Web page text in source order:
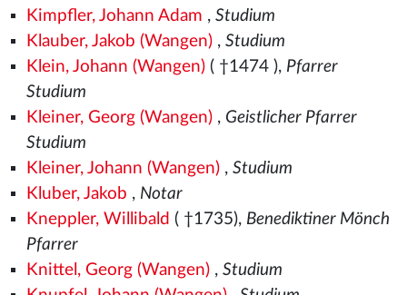
Kimpfler, Johann Adam , Studium
Klauber, Jakob (Wangen), Studium
Klein, Johann (Wangen)( †1474 ), Pfarrer
Studium
Kleiner, Georg (Wangen), Geistlicher Pfarrer
Studium
Kleiner, Johann (Wangen), Studium
Kluber, Jakob , Notar
Kneppler, Willibald ( †1735), Benediktiner Mönch
Pfarrer
Knittel, Georg (Wangen), Studium